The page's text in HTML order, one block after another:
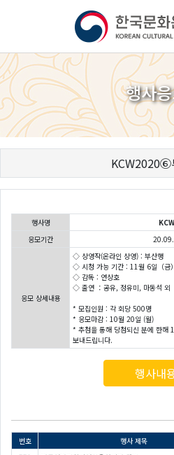
행사
KCW2020⑥
행사명
응모기간
응모 상세내용
◇ 상영작(온라인 상영) : 부산행
◇ 시청 가능 기간 : 11월 6일（
◇ 감독 : 연상호
◇ 출연 ：공유, 정유미, 마동석 외
* 모집인원 : 각 회당 500명
* 응모마감 : 10월 20일 (월)
* 추첨을 통해 당첨되신 분에 한해
보내드립니다.
행사내
번호 행사 제목